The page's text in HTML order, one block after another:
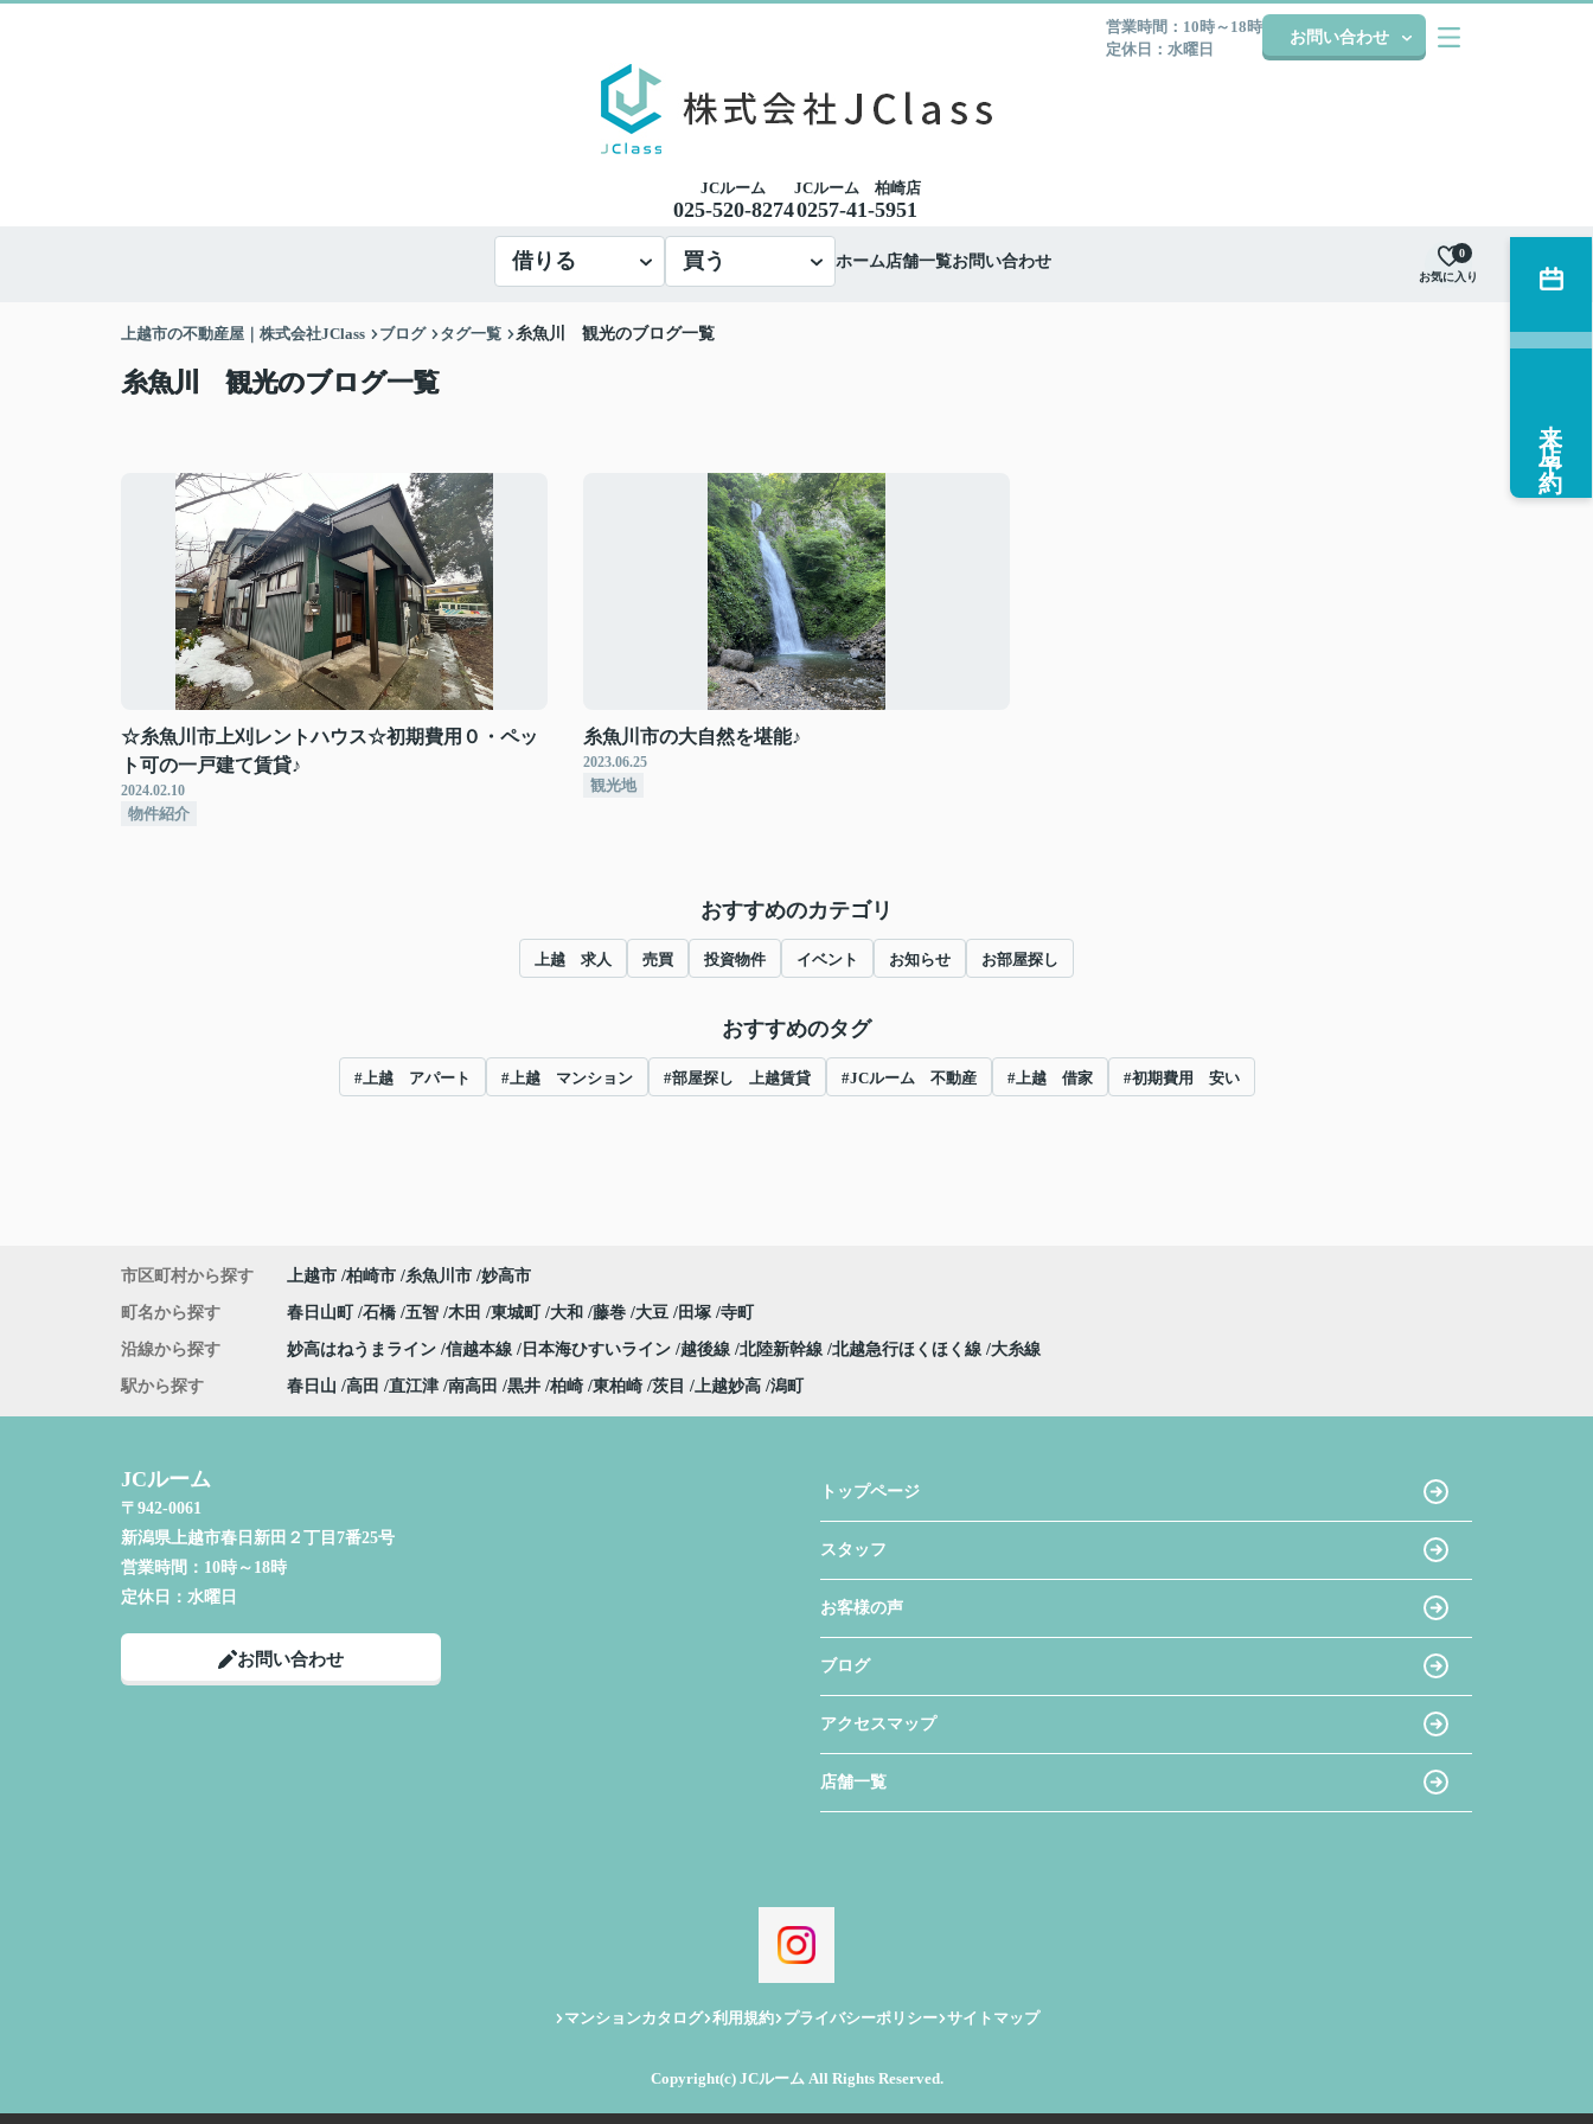
営業時間：10時～18時
定休日：水曜日
お問い合わせ
JCルーム
025-520-8274
JCルーム 柏崎店
0257-41-5951
借りる 買う ホーム店舗一覧お問い合わせ
お気に入り
0
上越市の不動産屋｜株式会社JClass ブログ タグ一覧 糸魚川 観光のブログ一覧
糸魚川 観光のブログ一覧
☆糸魚川市上刈レントハウス☆初期費用０・ペッ
ト可の一戸建て賃貸♪
2024.02.10
物件紹介
糸魚川市の大自然を堪能♪
2023.06.25
観光地
おすすめのカテゴリ
上越 求人 売買 投資物件 イベント お知らせ お部屋探し
おすすめのタグ
#上越 アパート #上越 マンション #部屋探し 上越賃貸 #JCルーム 不動産 #上越 借家 #初期費用 安い
来店予約
市区町村から探す 上越市 柏崎市 糸魚川市 妙高市
町名から探す 春日山町 石橋 五智 木田 東城町 大和 藤巻 大豆 田塚 寺町
沿線から探す 妙高はねうまライン 信越本線 日本海ひすいライン 越後線 北陸新幹線 北越急行ほくほく線 大糸線
駅から探す 春日山 高田 直江津 南高田 黒井 柏崎 東柏崎 茨目 上越妙高 潟町
JCルーム
〒942-0061
新潟県上越市春日新田２丁目7番25号
営業時間： 10時～18時
定休日： 水曜日
お問い合わせ
トップページ
スタッフ
お客様の声
ブログ
アクセスマップ
店舗一覧
マンションカタログ 利用規約 プライバシーポリシー サイトマップ
Copyright(c) JCルーム All Rights Reserved.